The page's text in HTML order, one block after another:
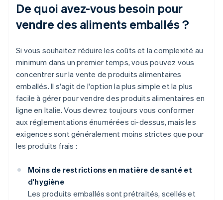
De quoi avez-vous besoin pour
vendre des aliments emballés ?
Si vous souhaitez réduire les coûts et la complexité au
minimum dans un premier temps, vous pouvez vous
concentrer sur la vente de produits alimentaires
emballés. Il s'agit de l'option la plus simple et la plus
facile à gérer pour vendre des produits alimentaires en
ligne en Italie. Vous devrez toujours vous conformer
aux réglementations énumérées ci-dessus, mais les
exigences sont généralement moins strictes que pour
les produits frais :
Moins de restrictions en matière de santé et
d'hygiène
Les produits emballés sont prétraités, scellés et